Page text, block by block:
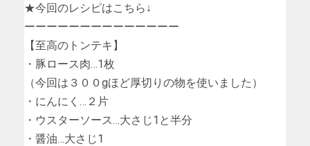
★今回のレシピはこちら↓
ーーーーーーーーーーーーーー
【至高のトンテキ】
・豚ロース肉…1枚
（今回は３００gほど厚切りの物を使いました）
・にんにく…２片
・ウスターソース…大さじ1と半分
・醤油…大さじ1